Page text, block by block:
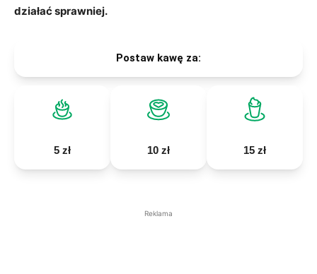
działać sprawniej.
Postaw kawę za:
5 zł 10 zł 15 zł
Reklama